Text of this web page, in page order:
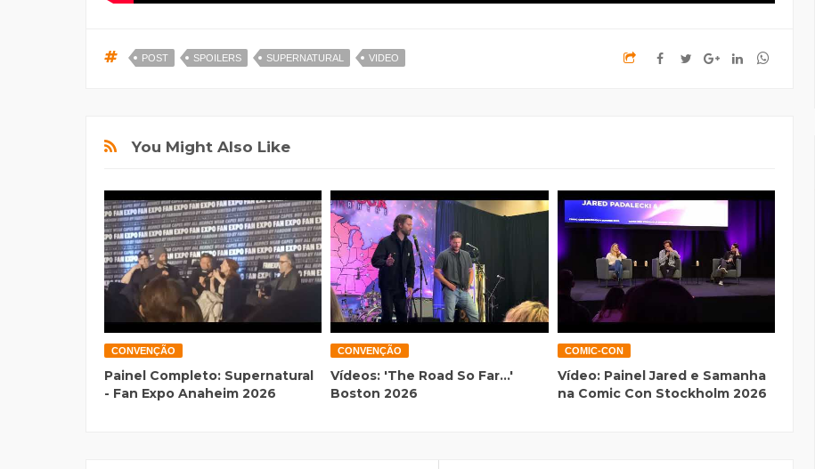
POST SPOILERS SUPERNATURAL VIDEO
You Might Also Like
CONVENÇÃO
Painel Completo: Supernatural
- Fan Expo Anaheim 2026
CONVENÇÃO
Vídeos: 'The Road So Far...'
Boston 2026
COMIC-CON
Vídeo: Painel Jared e Samanha
na Comic Con Stockholm 2026